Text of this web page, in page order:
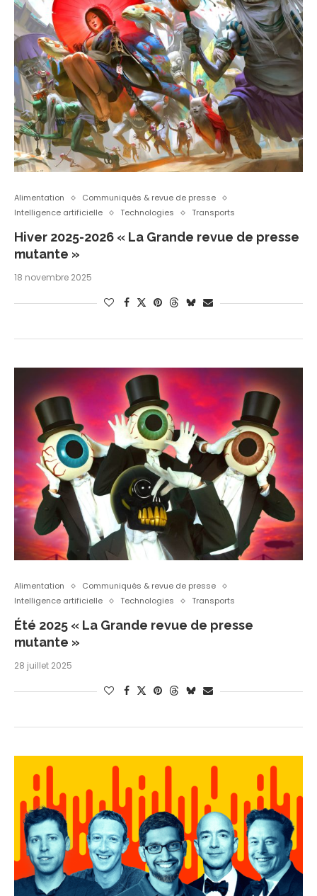
Alimentation
Communiqués & revue de presse
Intelligence artificielle
Technologies Transports
Hiver 2025-2026 « La Grande revue de presse
mutante »
18 novembre 2025
Alimentation
Communiqués & revue de presse
Intelligence artificielle
Technologies Transports
Été 2025 « La Grande revue de presse
mutante »
28 juillet 2025